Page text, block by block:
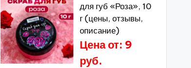
для губ «Роза», 10
г (цены, отзывы,
описание)
Цена от: 9
руб.